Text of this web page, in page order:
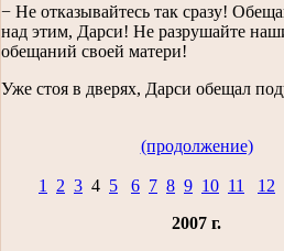
− Не отказывайтесь так сразу!
над этим, Дарси! Не разрушайте
обещаний своей матери!
Уже стоя в дверях, Дарси обещал
(продолжение)
1 2 3 4 5 6 7 8 9 10 11
12
2007 г.